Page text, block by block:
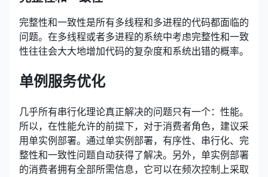
完整性和一致性是所有多线程和多进程的代码都面临的
问题。在多线程或者多进程的系统中考虑完整性和一致
性往往会大大地增加代码的复杂度和系统出错的概率。
单例服务优化
几乎所有串行化理论真正解决的问题只有一个：性能。
所以，在性能允许的前提下，对于消费者角色，建议采
用单实例部署。通过单实例部署，有序性、串行化、完
整性和一致性问题自动获得了解决。另外，单实例部署
的消费者拥有全部所需信息，它可以在频次控制上采取